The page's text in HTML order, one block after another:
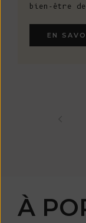
bien-être
EN
À